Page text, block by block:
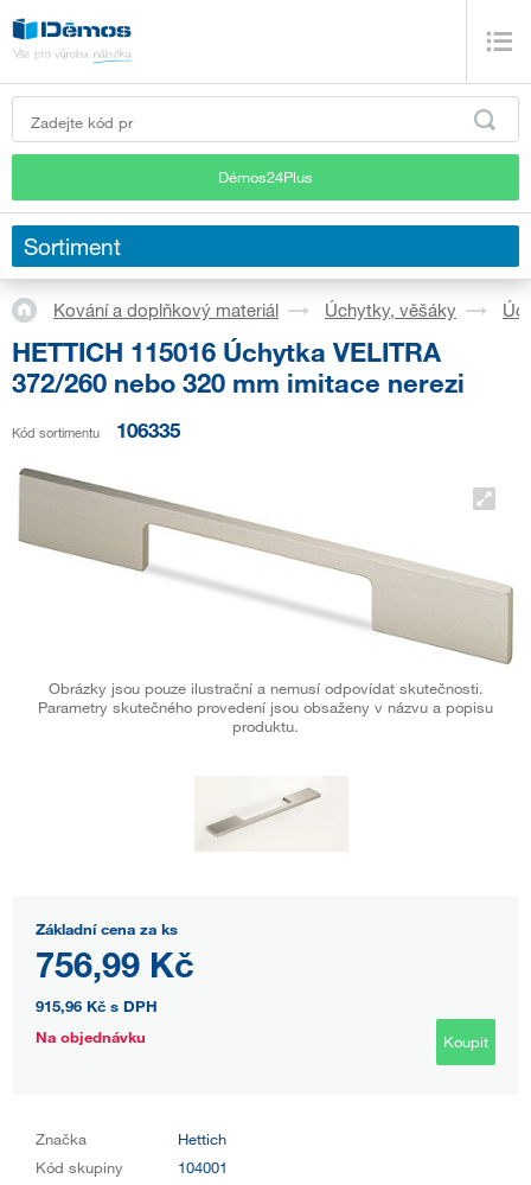
Démos24Plus
Sortiment
Kování a doplňkový materiál Úchytky, věšáky
HETTICH 115016 Úchytka VELITRA
372/260 nebo 320 mm imitace nerezi
Kód sortimentu 106335
Obrázky jsou pouze ilustrační a nemusí odpovídat skutečnosti.
Parametry skutečného provedení jsou obsaženy v názvu a popisu
produktu.
Základní cena za ks
756,99 Kč
915,96 Kč s DPH
Na objednávku
Koupit
Značka
Hettich
Kód skupiny
104001